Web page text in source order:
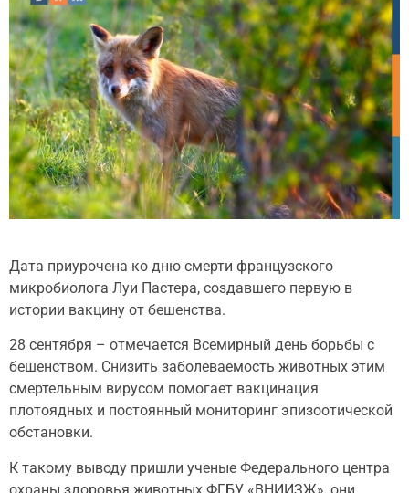
Дата приурочена ко дню смерти французского
микробиолога Луи Пастера, создавшего первую в
истории вакцину от бешенства.
28 сентября – отмечается Всемирный день борьбы с
бешенством. Снизить заболеваемость животных этим
смертельным вирусом помогает вакцинация
плотоядных и постоянный мониторинг эпизоотической
обстановки.
К такому выводу пришли ученые Федерального центра
охраны здоровья животных ФГБУ «ВНИИЗЖ», они